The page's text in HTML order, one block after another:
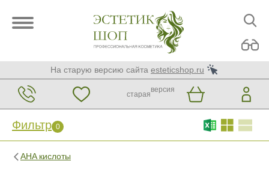
На старую версию сайта esteticshop.ru
старая
версия
Фильтр 0
AHA кислоты
Фильтр 0